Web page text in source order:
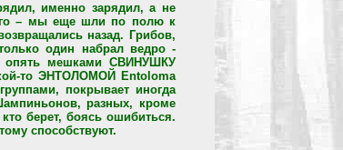
именно зарядил, а не
– мы еще шли по полю к
назад. Грибов,
один набрал ведро -
мешками СВИНУШКУ
то ЭНТОЛОМОЙ Entoloma
покрывает иногда
разных, кроме
берет, боясь ошибиться.
способствуют.